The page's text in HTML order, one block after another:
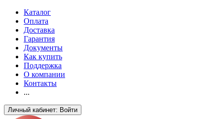
Каталог
Оплата
Доставка
Гарантия
Документы
Как купить
Поддержка
О компании
Контакты
...
Личный кабинет: Войти